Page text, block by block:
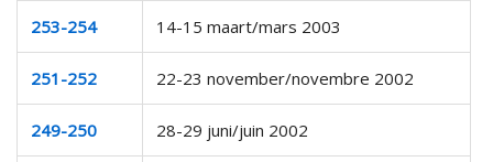
253-254 14-15 maart/mars 2003
251-252 22-23 november/novembre 2002
249-250 28-29 juni/juin 2002